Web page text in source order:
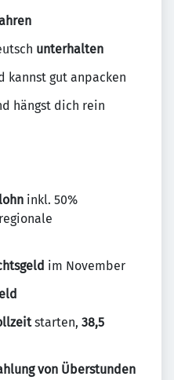
unterhalten
kannst gut anpacken
hängst dich rein
inkl. 50%
im November
starten, 38,5
von Überstunden